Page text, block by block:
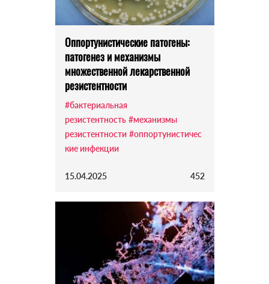
Оппортунистические патогены:
патогенез и механизмы
множественной лекарственной
резистентности
#бактериальная
резистентность #механизмы
резистентности #оппортунистичес
кие инфекции
15.04.2025 452